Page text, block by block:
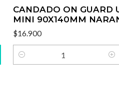
CANDADO ON GUARD
MINI 90X140MM
$16.900
Cantidad